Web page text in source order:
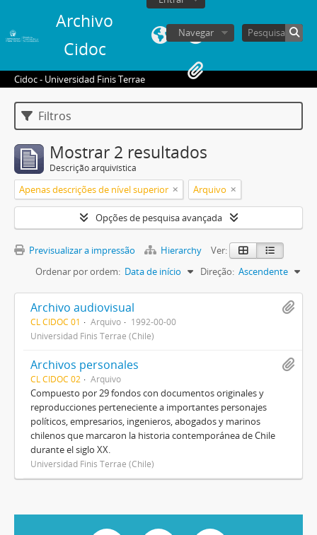
Archivo
Cidoc
Navegar
Cidoc - Universidad Finis Terrae
Filtros
Mostrar 2 resultados
Descrição arquivística
Apenas descrições de nível superior Arquivo
Opções de pesquisa avançada
Previsualizar a impressão Hierarchy
Ver:
Ordenar por ordem: Data de início Direção: Ascendente
Archivo audiovisual
CL CIDOC 01 Arquivo
1992-00-00
Universidad Finis Terrae (Chile)
Archivos personales
CL CIDOC 02 Arquivo
Compuesto por 29 fondos con documentos originales y
reproducciones perteneciente a importantes personajes
políticos, empresarios, ingenieros, abogados y marinos
chilenos que marcaron la historia contemporánea de Chile
durante el siglo XX.
Universidad Finis Terrae (Chile)